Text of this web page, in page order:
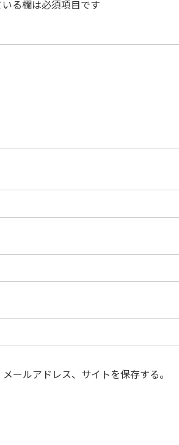
る欄は必須項目です
ールアドレス、サイトを保存する。